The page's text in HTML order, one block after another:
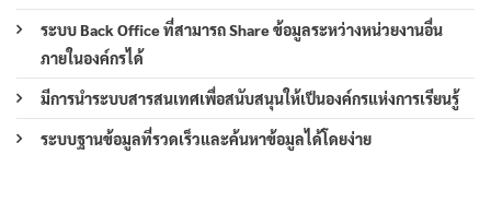
ระบบ Back Office ที่สามารถ Share ข้อมูลระหว่างหน่วยงานอื่น
ภายในองค์กรได้
มีการนำระบบสารสนเทศเพื่อสนับสนุนให้เป็นองค์กรแห่งการเรียนรู้
ระบบฐานข้อมูลที่รวดเร็วและค้นหาข้อมูลได้โดยง่าย